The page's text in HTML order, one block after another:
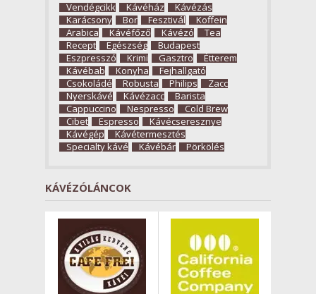
Vendégcikk
Kávéház
Kávézás
Karácsony
Bor Fesztivál
Koffein
Arabica
Kávéfőző Kávézó
Tea
Recept
Egészség
Budapest
Eszpresszó
Krimi Gasztro
Étterem
Kávébab
Konyha
Fejhallgató
Csokoládé
Robusta Philips
Zacc
Nyerskávé
Kávézacc
Barista
Cappuccino
Nespresso
Cold Brew
Cibet
Espresso
Kávécseresznye
Kávégép
Kávétermesztés
Specialty kávé
Kávébár Pörkölés
KÁVÉZÓLÁNCOK